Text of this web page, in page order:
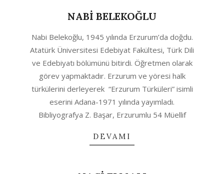
NABİ BELEKOĞLU
08-
12
Nabi Belekoğlu, 1945 yılında Erzurum’da doğdu.
Atatürk Üniversitesi Edebiyat Fakültesi, Türk Dili
ve Edebiyatı bölümünü bitirdi. Öğretmen olarak
görev yapmaktadır. Erzurum ve yöresi halk
türkülerini derleyerek “Erzurum Türküleri” isimli
eserini Adana-1971 yılında yayımladı.
Bibliyografya Z. Başar, Erzurumlu 54 Müellif
DEVAMI